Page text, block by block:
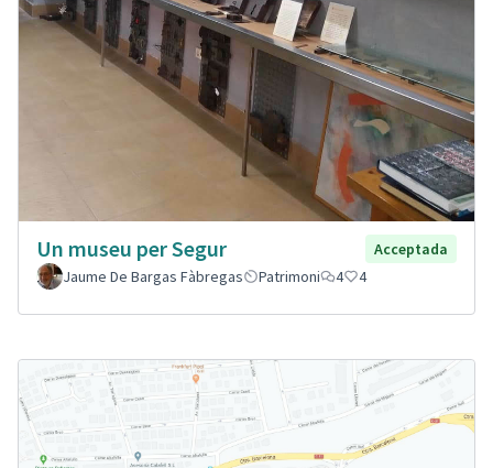
Un museu per Segur
Acceptada
Jaume De Bargas Fàbregas
Patrimoni 4 4